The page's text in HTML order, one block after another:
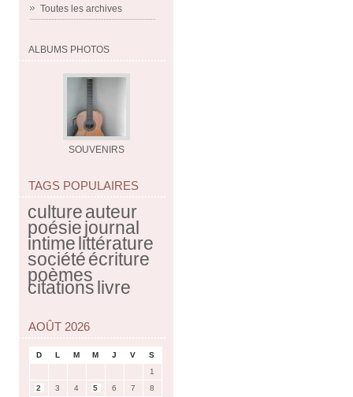
Toutes les archives
ALBUMS PHOTOS
SOUVENIRS
TAGS POPULAIRES
cultureauteur
poésiejournal
intimelittérature
sociétéécriture
poèmes
citationslivre
AOÛT 2026
D L M M J V
S
1
2
3 4 5 6 7
8